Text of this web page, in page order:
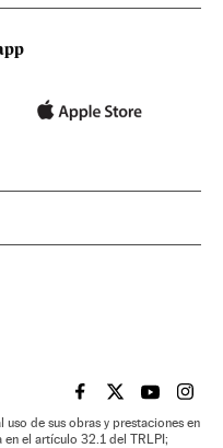
EL PAÍS BRASIL EN
EL PAÍSEL PAÍS
EL
uso de sus obras y prestaciones en
en el artículo 32.1 del TRLPI;